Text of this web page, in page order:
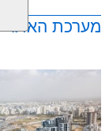
ג'רזי
בהקב"ה
בפתח דבריו,
הרמ"א פינטו
הבא: "אני זוכר
מערכת האתר / 00:07 06.08.26